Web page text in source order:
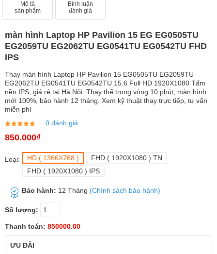
Mô tả
sản phẩm
Bình luận
đánh giá
màn hình Laptop HP Pavilion 15 EG EG0505TU
EG2059TU EG2062TU EG0541TU EG0542TU FHD
IPS
Thay màn hình Laptop HP Pavilion 15 EG0505TU EG2059TU
EG2062TU EG0541TU EG0542TU 15.6 Full HD 1920X1080 Tấm
nền IPS, giá rẻ tại Hà Nội. Thay thế trong vòng 10 phút, màn hình
mới 100%, bảo hành 12 tháng. Xem kỹ thuật thay trực tiếp, tư vấn
miễn phí
0 đánh giá
850.000₫
Loại: HD ( 1366X768 )
FHD ( 1920X1080 ) TN
FHD ( 1920X1080 ) IPS
Bảo hành: 12 Tháng (Chính sách bảo hành)
Số lượng:
Thanh toán: 850000.00
ƯU ĐÃI